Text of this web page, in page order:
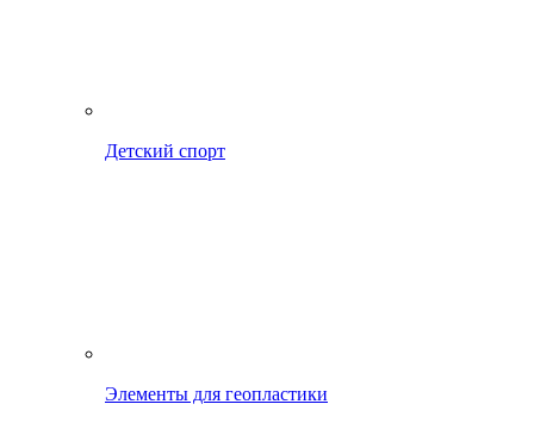
Детский спорт
Элементы для геопластики